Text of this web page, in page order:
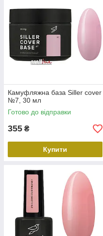
Камуфляжна база Siller cover
№7, 30 мл
Готово до відправки
355 ₴
Купити